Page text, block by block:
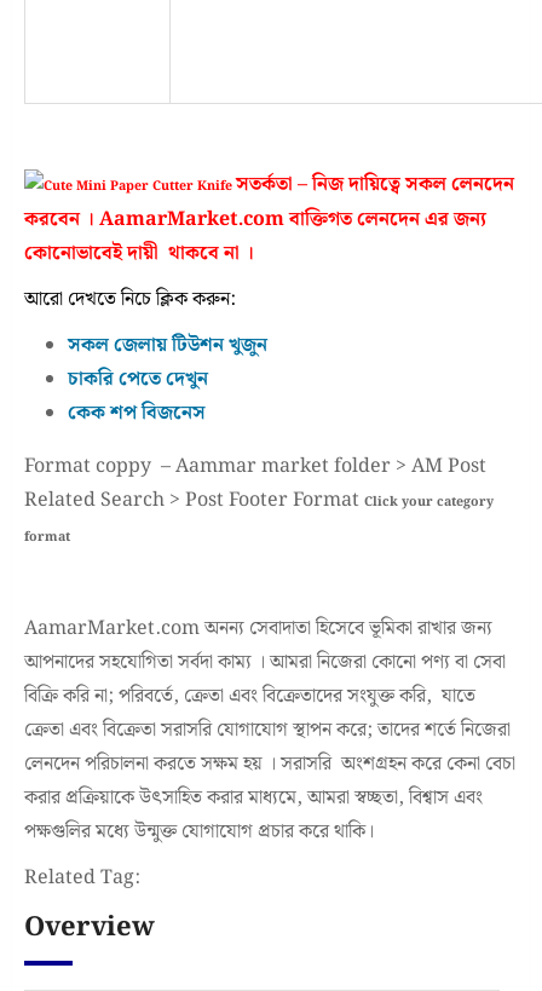
সতর্কতা – নিজ দায়িত্বে সকল লেনদেন
করবেন । AamarMarket.com বাক্তিগত লেনদেন এর জন্য
কোনোভাবেই দায়ী থাকবে না ।
আরো দেখতে নিচে ক্লিক করুন:
সকল জেলায় টিউশন খুজুন
চাকরি পেতে দেখুন
কেক শপ বিজনেস
Format coppy – Aammar market folder > AM Post
Related Search > Post Footer Format Click your category
format
AamarMarket.com অনন্য সেবাদাতা হিসেবে ভূমিকা রাখার জন্য
আপনাদের সহযোগিতা সর্বদা কাম্য । আমরা নিজেরা কোনো পণ্য বা সেবা
বিক্রি করি না; পরিবর্তে, ক্রেতা এবং বিক্রেতাদের সংযুক্ত করি, যাতে
ক্রেতা এবং বিক্রেতা সরাসরি যোগাযোগ স্থাপন করে; তাদের শর্তে নিজেরা
লেনদেন পরিচালনা করতে সক্ষম হয় । সরাসরি অংশগ্রহন করে কেনা বেচা
করার প্রক্রিয়াকে উৎসাহিত করার মাধ্যমে, আমরা স্বচ্ছতা, বিশ্বাস এবং
পক্ষগুলির মধ্যে উন্মুক্ত যোগাযোগ প্রচার করে থাকি।
Related Tag:
Overview